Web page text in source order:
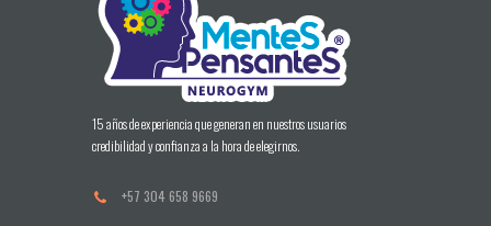
15 años de experiencia que generan en nuestros usuarios
credibilidad y confianza a la hora de elegirnos.
+57 304 658 9669